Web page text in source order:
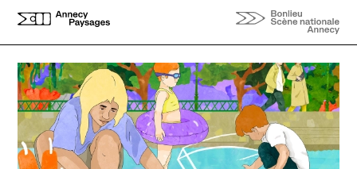
Aller au contenu principal